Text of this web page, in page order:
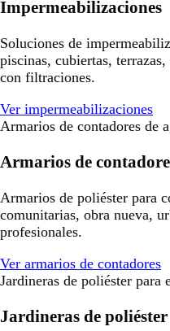
Impermeabilizaciones
Soluciones de
piscinas, cubiertas,
con filtraciones.
Ver impermeabilizaciones
Armarios de contadores de
Armarios de
Armarios de poliéster para
comunitarias, obra nueva,
profesionales.
Ver armarios de contadores
Jardineras de poliéster para
Jardineras de poliéster